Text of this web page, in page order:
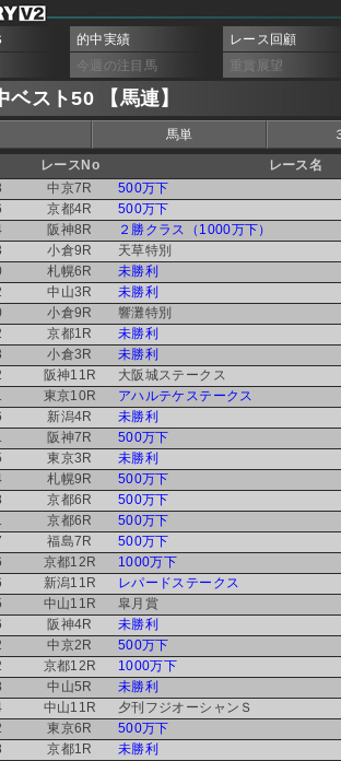
的中実績
レース回顧
今週の注目馬 重賞展望
ベスト50 【馬連】
馬単
レースNo
レース名
中京7R
500万下
京都4R
500万下
阪神8R
２勝クラス（1000万下）
小倉9R
天草特別
札幌6R
未勝利
中山3R
未勝利
小倉9R
響灘特別
京都1R
未勝利
小倉3R
未勝利
阪神11R
大阪城ステークス
東京10R
アハルテケステークス
新潟4R
未勝利
阪神7R
500万下
東京3R
未勝利
札幌9R
500万下
京都6R
500万下
京都6R
500万下
福島7R
500万下
京都12R
1000万下
新潟11R
レパードステークス
中山11R
皐月賞
阪神4R
未勝利
中京2R
500万下
京都12R
1000万下
中山5R
未勝利
中山11R
夕刊フジオーシャンＳ
東京6R
500万下
京都1R
未勝利